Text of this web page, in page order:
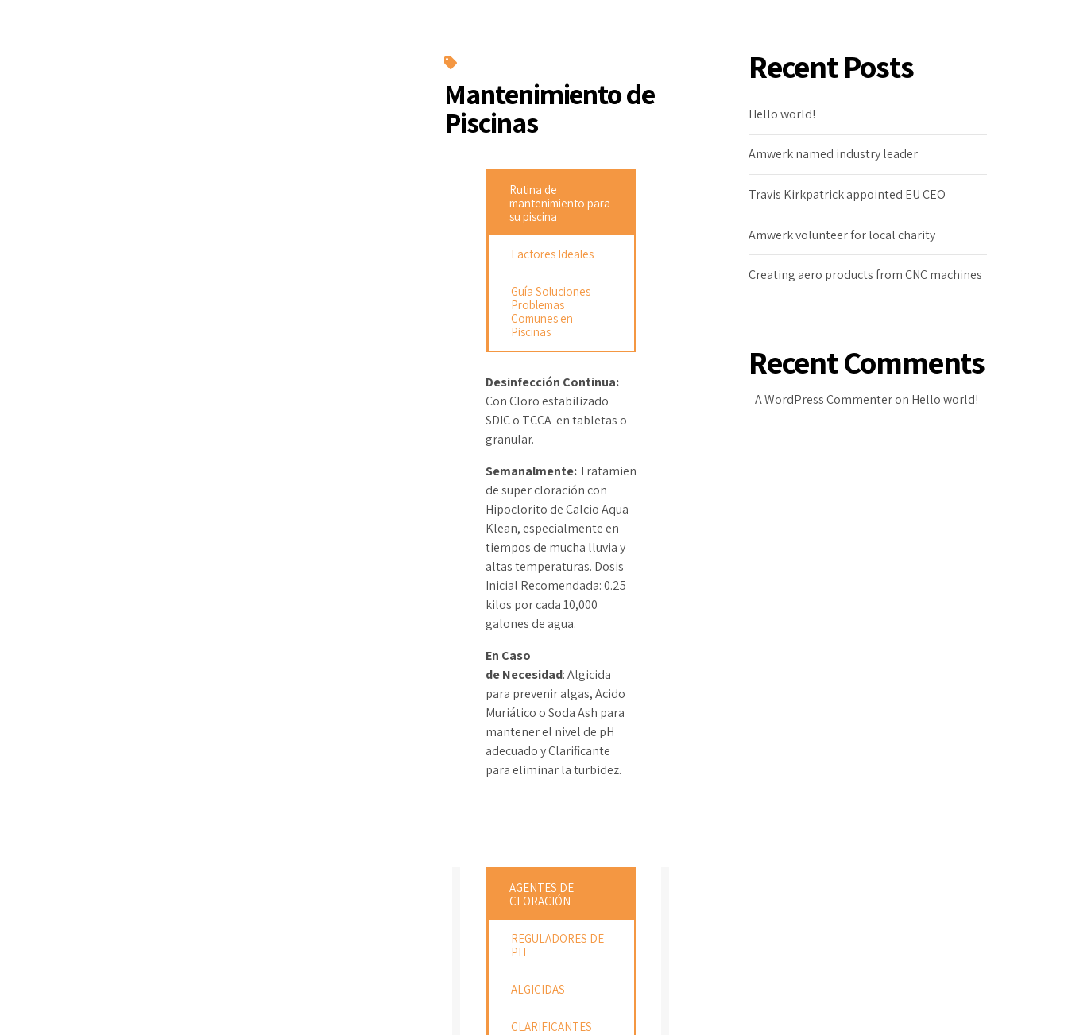
Mantenimiento de
Piscinas
Rutina de
mantenimiento para
su piscina
Factores Ideales
Guía Soluciones
Problemas
Comunes en
Piscinas
Desinfección Continua:
Con Cloro estabilizado
SDIC o TCCA en tabletas o
granular.
Semanalmente:Tratamiento
de super cloración con
Hipoclorito de Calcio Aqua
Klean, especialmente en
tiempos de mucha lluvia y
altas temperaturas. Dosis
Inicial Recomendada: 0.25
kilos por cada 10,000
galones de agua.
En Caso
de Necesidad: Algicida
para prevenir algas, Acido
Muriático o Soda Ash para
mantener el nivel de pH
adecuado y Clarificante
para eliminar la turbidez.
AGENTES DE
CLORACIÓN
REGULADORES DE
PH
ALGICIDAS
CLARIFICANTES
Recent Posts
Hello world!
Amwerk named industry leader
Travis Kirkpatrick appointed EU CEO
Amwerk volunteer for local charity
Creating aero products from CNC machines
Recent Comments
A WordPress Commenteron Hello world!